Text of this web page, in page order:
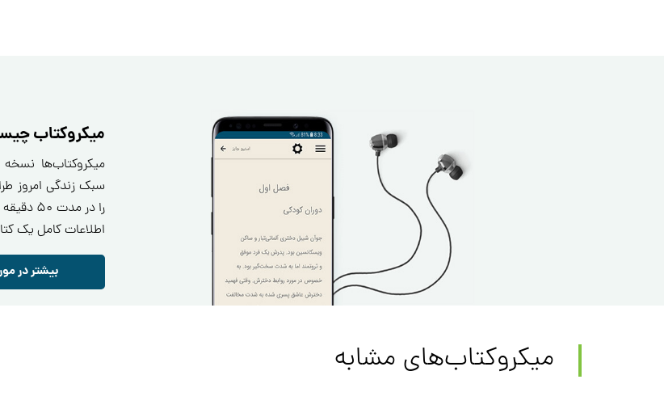
میکروکتاب
میکروکتاب‌ها
سبک زندگی امروز
را در
اطلاعات کامل یک
بیشتر در
میکروکتاب‌های مشابه